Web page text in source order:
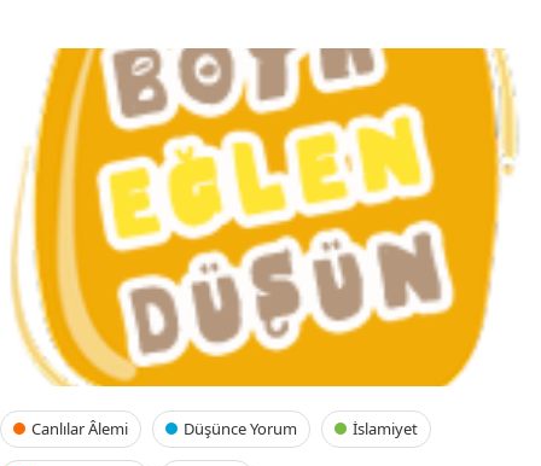
Canlılar Âlemi Düşünce Yorum İslamiyet